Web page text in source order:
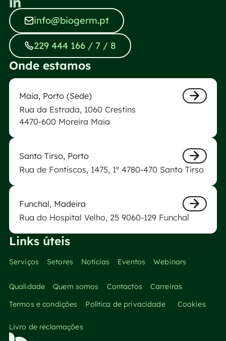
info@biogerm.pt
info@biogerm.pt
229 444 166 / 7 / 8
229 444 166 / 7 / 8
Onde estamos
Maia, Porto (Sede)
Rua da Estrada, 1060 Crestins
4470-600 Moreira Maia
Laboratório Biogerm da Maia
Santo Tirso, Porto
Rua de Fontiscos, 1475, 1º 4780-470 Santo Tirso
Laboratório Biogerm de Santo Tirso
Funchal, Madeira
Rua do Hospital Velho, 25 9060-129 Funchal
Laboratório Biogerm do Funchal
Links úteis
Serviços Setores Notícias Eventos Webinars
Qualidade Quem somos Contactos
Carreiras
Termos e condições
Política de privacidade Cookies
Livro de reclamações